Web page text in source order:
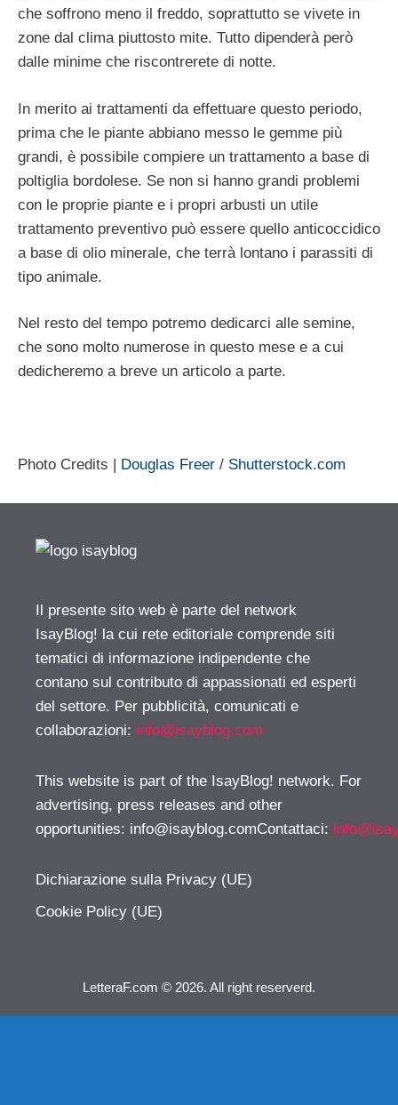
che soffrono meno il freddo, soprattutto se vivete in
zone dal clima piuttosto mite. Tutto dipenderà però
dalle minime che riscontrerete di notte.
In merito ai trattamenti da effettuare questo periodo,
prima che le piante abbiano messo le gemme più
grandi, è possibile compiere un trattamento a base di
poltiglia bordolese. Se non si hanno grandi problemi
con le proprie piante e i propri arbusti un utile
trattamento preventivo può essere quello anticoccidico
a base di olio minerale, che terrà lontano i parassiti di
tipo animale.
Nel resto del tempo potremo dedicarci alle semine,
che sono molto numerose in questo mese e a cui
dedicheremo a breve un articolo a parte.
Photo Credits | Douglas Freer / Shutterstock.com
Il presente sito web è parte del network
IsayBlog! la cui rete editoriale comprende siti
tematici di informazione indipendente che
contano sul contributo di appassionati ed esperti
del settore. Per pubblicità, comunicati e
collaborazioni: info@isayblog.com
This website is part of the IsayBlog! network. For
advertising, press releases and other
opportunities: info@isayblog.comContattaci:
Dichiarazione sulla Privacy (UE)
Cookie Policy (UE)
LetteraF.com © 2026. All right reserverd.